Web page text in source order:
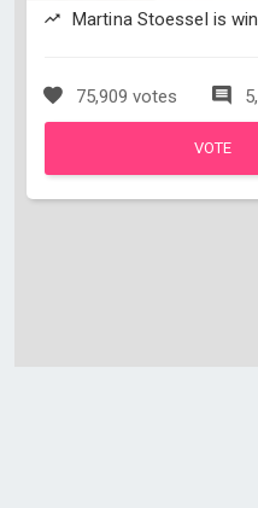
Martina Stoessel is
75,909 votes
VOTE